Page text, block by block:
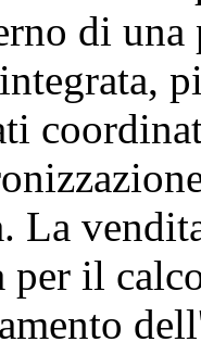
di
La
per il